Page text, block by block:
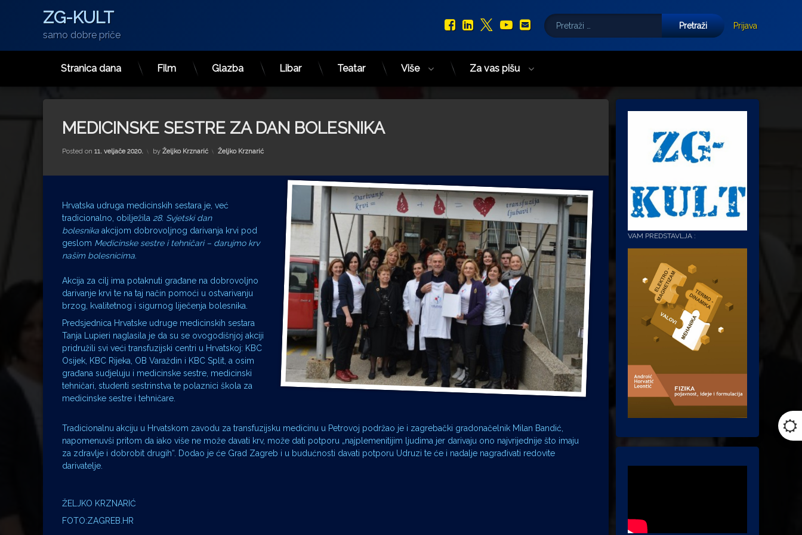
ZG-KULT
samo dobre priče
Facebook
LinkedIn
X.com
YouTube
E-mail
Pretraži:
Prijava
Stranica dana Film Glazba Libar Teatar Više Za vas pišu
MEDICINSKE SESTRE ZA DAN BOLESNIKA
Posted on 11. veljače 2020. by Željko Krznarić Kategorije:
Željko Krznarić
Hrvatska udruga medicinskih sestara je, već
tradicionalno, obilježila 28. Svjetski dan
bolesnika akcijom dobrovoljnog darivanja krvi pod
geslom Medicinske sestre i tehničari – darujmo krv
našim bolesnicima.
Akcija za cilj ima potaknuti građane na dobrovoljno
darivanje krvi te na taj način pomoći u ostvarivanju
brzog, kvalitetnog i sigurnog liječenja bolesnika.
Predsjednica Hrvatske udruge medicinskih sestara
Tanja Lupieri naglasila je da su se ovogodišnjoj akciji
pridružili svi veći transfuzijski centri u Hrvatskoj: KBC
Osijek, KBC Rijeka, OB Varaždin i KBC Split, a osim
građana sudjeluju i medicinske sestre, medicinski
tehničari, studenti sestrinstva te polaznici škola za
medicinske sestre i tehničare.
Tradicionalnu akciju u Hrvatskom zavodu za transfuzijsku medicinu u Petrovoj podržao je i zagrebački gradonačelnik Milan Bandić,
napomenuvši pritom da iako više ne može davati krv, može dati potporu „najplemenitijim ljudima jer darivaju ono najvrijednije što imaju
za zdravlje i dobrobit drugih“. Dodao je će Grad Zagreb i u budućnosti davati potporu Udruzi te će i nadalje nagrađivati redovite
darivatelje.
ŽELJKO KRZNARIĆ
FOTO:ZAGREB.HR
VAM PREDSTAVLJA :